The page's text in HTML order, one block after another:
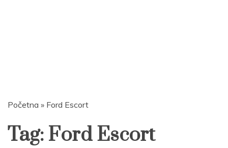
Početna » Ford Escort
Tag: Ford Escort